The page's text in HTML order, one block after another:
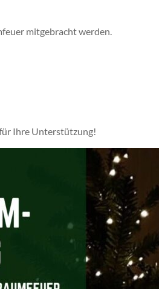
mitgebracht werden.
Ihre Unterstützung!